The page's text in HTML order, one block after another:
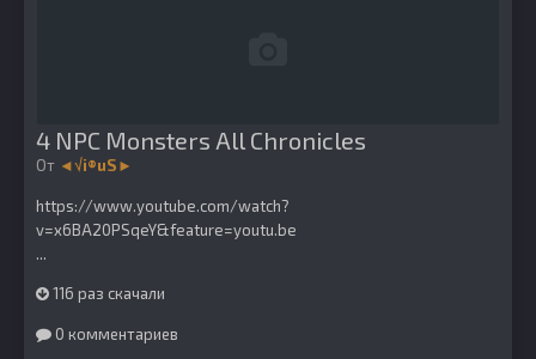
4 NPC Monsters All Chronicles
От ◄√i®uS►
https://www.youtube.com/watch?
v=x6BA20PSqeY&feature=youtu.be
...
116 раз скачали
0 комментариев